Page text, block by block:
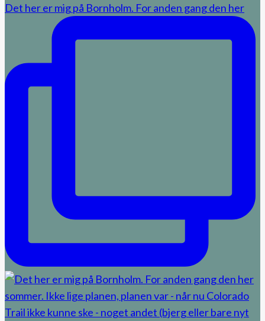
Det her er mig på Bornholm. For anden gang den her